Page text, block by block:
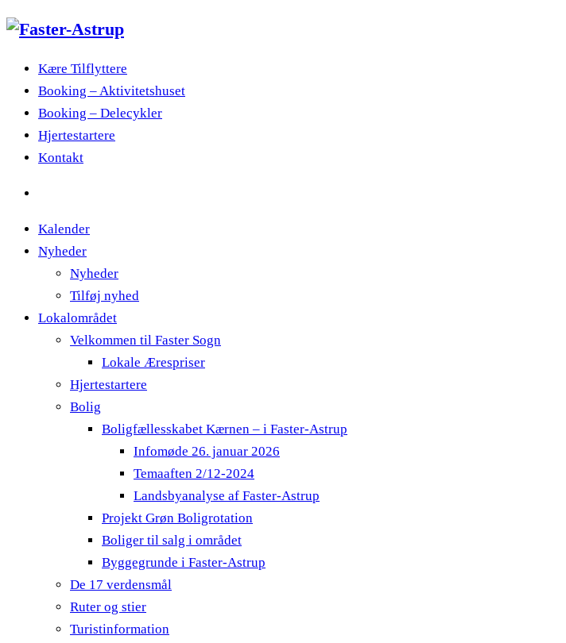
Kære Tilflyttere
Booking – Aktivitetshuset
Booking – Delecykler
Hjertestartere
Kontakt
Kalender
Nyheder
Nyheder
Tilføj nyhed
Lokalområdet
Velkommen til Faster Sogn
Lokale Ærespriser
Hjertestartere
Bolig
Boligfællesskabet Kærnen – i Faster-Astrup
Infomøde 26. januar 2026
Temaaften 2/12-2024
Landsbyanalyse af Faster-Astrup
Projekt Grøn Boligrotation
Boliger til salg i området
Byggegrunde i Faster-Astrup
De 17 verdensmål
Ruter og stier
Turistinformation